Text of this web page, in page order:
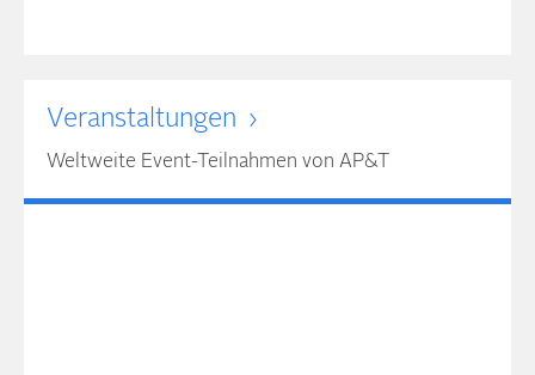
Ver­an­stal­tun­gen
Weltweite Event-Teilnahmen von AP&T